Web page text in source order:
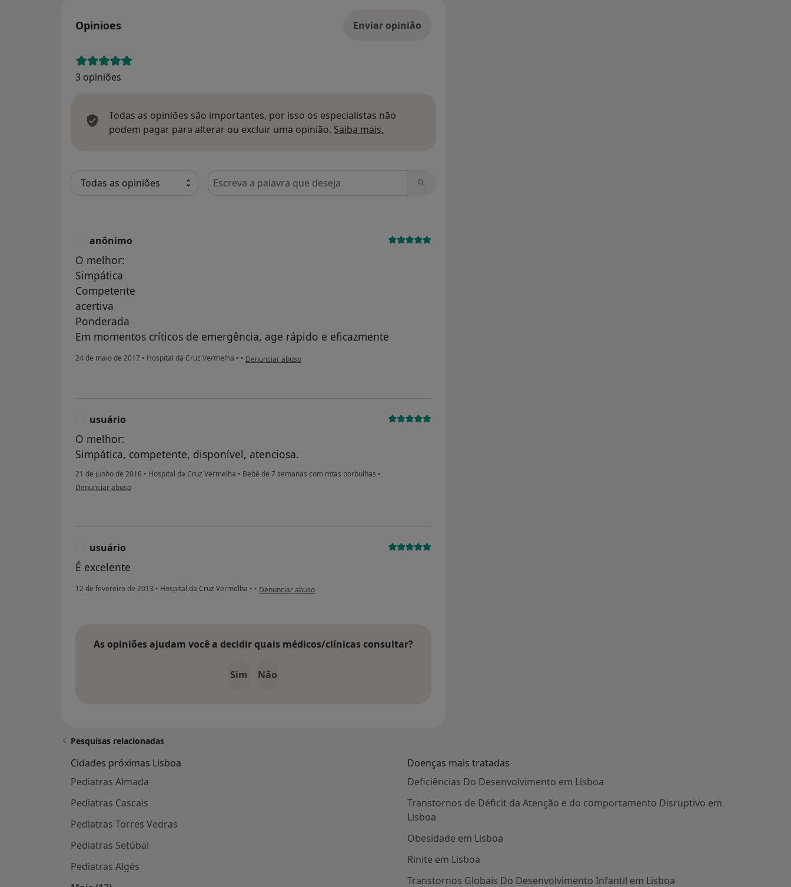
Opinioes Enviar opinião
3 opiniões
Todas as opiniões são importantes, por isso os especialistas não
podem pagar para alterar ou excluir uma opinião. Saiba mais.
Pesquisar em opiniões
anônimo
O melhor:
Simpática
Competente
acertiva
Ponderada
Em momentos críticos de emergência, age rápido e eficazmente
24 de maio de 2017 • Hospital da Cruz Vermelha • • na opinião do utilizador anônimo
Denunciar abuso
usuário
O melhor:
Simpática, competente, disponível, atenciosa.
21 de junho de 2016 • Hospital da Cruz Vermelha • Bebé de 7 semanas com mtas borbulhas •
na opinião do utilizador usuário
Denunciar abuso
usuário
É excelente
12 de fevereiro de 2013 • Hospital da Cruz Vermelha • • na opinião do utilizador usuário
Denunciar abuso
As opiniões ajudam você a decidir quais médicos/clínicas consultar?
Sim Não
Pesquisas relacionadas
Cidades próximas Lisboa
Pediatras Almada
Pediatras Cascais
Pediatras Torres Vedras
Pediatras Setúbal
Pediatras Algés
Doenças mais tratadas
Deficiências Do Desenvolvimento em Lisboa
Transtornos de Déficit da Atenção e do comportamento Disruptivo em
Lisboa
Obesidade em Lisboa
Rinite em Lisboa
Transtornos Globais Do Desenvolvimento Infantil em Lisboa